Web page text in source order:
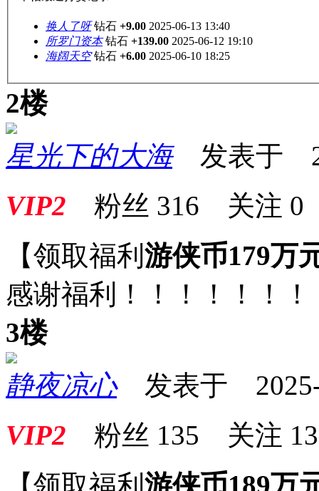
换人了呀 钻石 +9.00 2025-06-13 13:40
所罗门资本 钻石 +139.00 2025-06-12 19:10
海阔天空 钻石 +6.00 2025-06-10 18:25
2楼
星光下的大海发表于
VIP2 粉丝 316 关注 0
【领取福利 游侠币179万
感谢福利！！！！！！！
3楼
静夜凉心发表于 2025-
VIP2 粉丝 135 关注 13